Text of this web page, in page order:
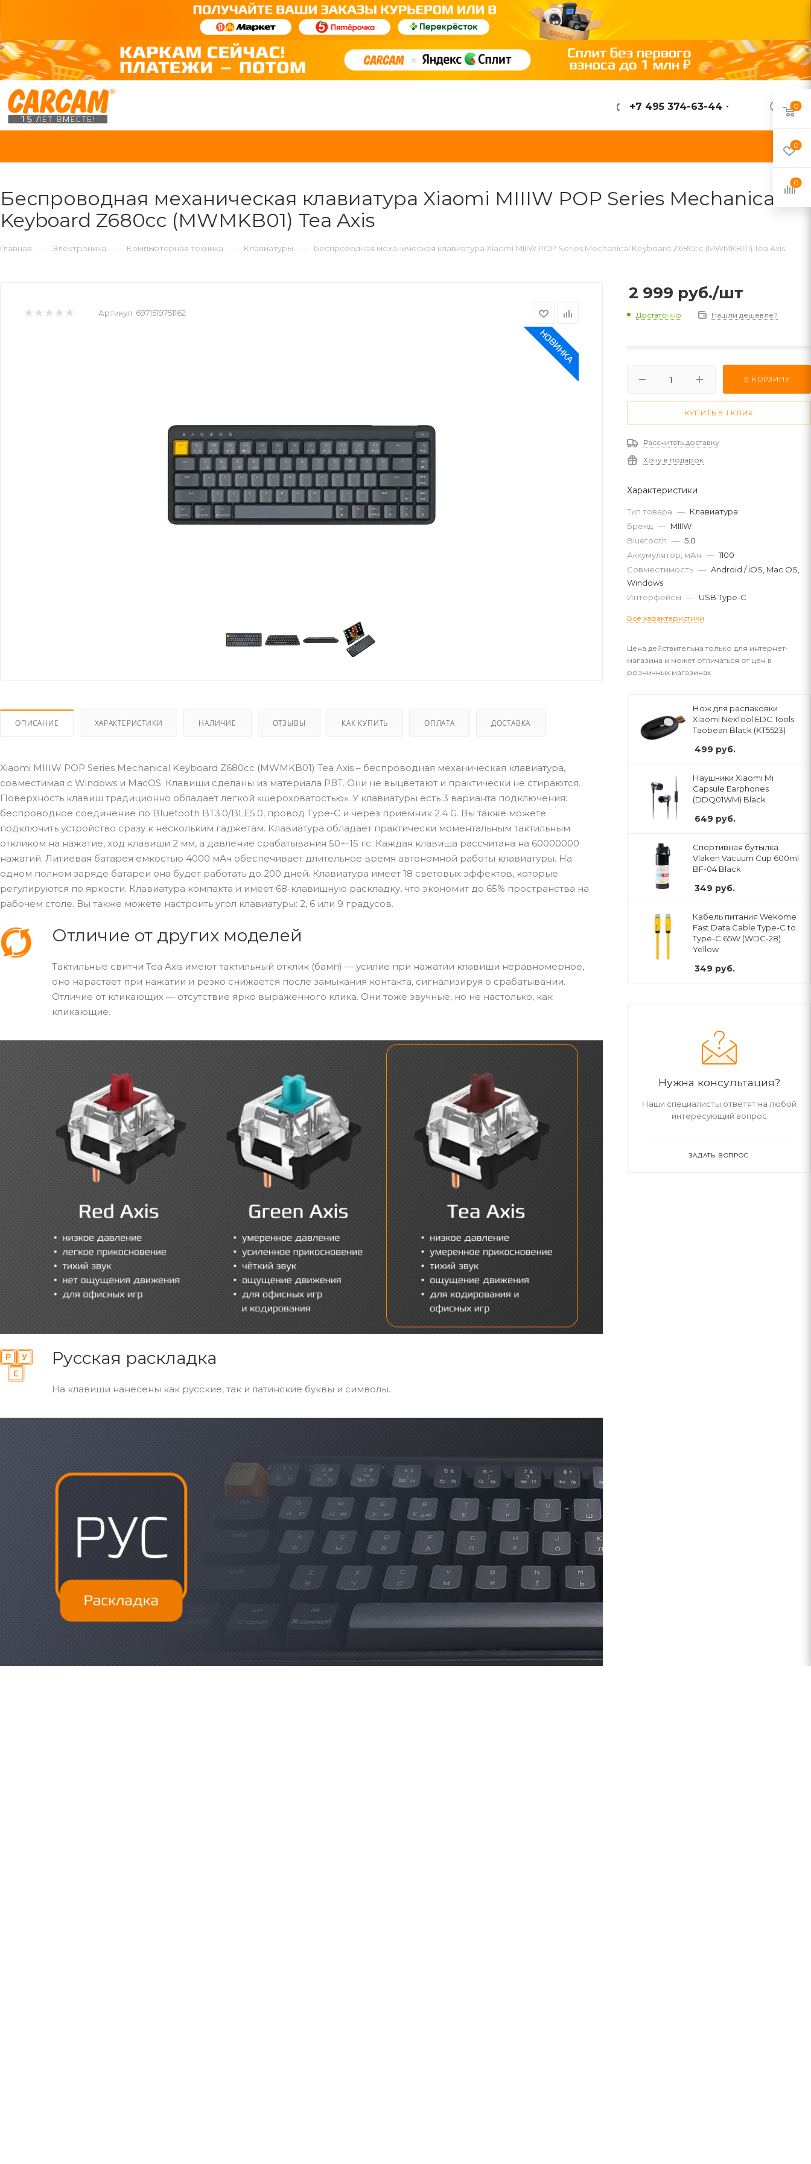
ВОЙТИ
+7 495 374-63-44
Беспроводная механическая клавиатура Xiaomi MIIIW POP Series Mechanical
Keyboard Z680cc (MWMKB01) Tea Axis
Главная — Электроника — Компьютерная техника — Клавиатуры — Беспроводная механическая клавиатура Xiaomi MIIIW POP Series Mechanical Keyboard Z680cc (MWMKB01) Tea Axis
Артикул: 6971519751162
ОПИСАНИЕ ХАРАКТЕРИСТИКИ НАЛИЧИЕ ОТЗЫВЫ КАК КУПИТЬ ОПЛАТА ДОСТАВКА
Xiaomi MIIIW POP Series Mechanical Keyboard Z680cc (MWMKB01) Tea Axis – беспроводная механическая клавиатура,
совместимая с Windows и MacOS. Клавиши сделаны из материала РВТ. Они не выцветают и практически не стираются.
Поверхность клавиш традиционно обладает легкой «шероховатостью». У клавиатуры есть 3 варианта подключения:
беспроводное соединение по Bluetooth BT3.0/BLE5.0, провод Type-C и через приемник 2.4 G. Вы также можете
подключить устройство сразу к нескольким гаджетам. Клавиатура обладает практически моментальным тактильным
откликом на нажатие, ход клавиши 2 мм, а давление срабатывания 50+-15 гс. Каждая клавиша рассчитана на 60000000
нажатий. Литиевая батарея емкостью 4000 мАч обеспечивает длительное время автономной работы клавиатуры. На
одном полном заряде батареи она будет работать до 200 дней. Клавиатура имеет 18 световых эффектов, которые
регулируются по яркости. Клавиатура компакта и имеет 68-клавишную раскладку, что экономит до 65% пространства на
рабочем столе. Вы также можете настроить угол клавиатуры: 2, 6 или 9 градусов.
Отличие от других моделей
Тактильные свитчи Tea Axis имеют тактильный отклик (бамп) — усилие при нажатии клавиши неравномерное,
оно нарастает при нажатии и резко снижается после замыкания контакта, сигнализируя о срабатывании.
Отличие от кликающих — отсутствие ярко выраженного клика. Они тоже звучные, но не настолько, как
кликающие.
Русская раскладка
На клавиши нанесены как русские, так и латинские буквы и символы.
2 999 руб./шт
Достаточно Нашли дешевле?
В КОРЗИНУ
КУПИТЬ В 1 КЛИК
Рассчитать доставку
Хочу в подарок
Характеристики
Тип товара — Клавиатура
Бренд — MIIIW
Bluetooth — 5.0
Аккумулятор, мАч — 1100
Совместимость — Android / iOS, Mac OS,
Windows
Интерфейсы — USB Type-C
Все характеристики
Цена действительна только для интернет-
магазина и может отличаться от цен в
розничных магазинах
Нож для распаковки
Xiaomi NexTool EDC Tools
Taobean Black (KT5523)
499 руб.
Наушники Xiaomi Mi
Capsule Earphones
(DDQ01WM) Black
649 руб.
Спортивная бутылка
Vlaken Vacuum Cup 600ml
BF-04 Black
349 руб.
Кабель питания Wekome
Fast Data Cable Type-C to
Type-C 65W (WDC-28)
Yellow
349 руб.
Нужна консультация?
Наши специалисты ответят на любой
интересующий вопрос
ЗАДАТЬ ВОПРОС
0
0
0